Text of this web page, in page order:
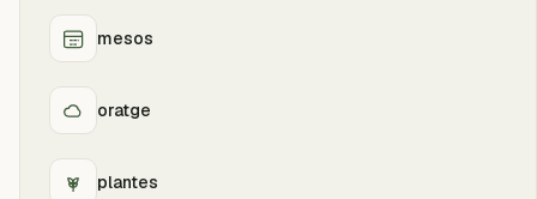
mesos
oratge
plantes